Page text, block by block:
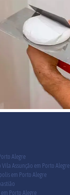
Alegre
Assunção em Porto Alegre
em Porto Alegre
Porto Alegre